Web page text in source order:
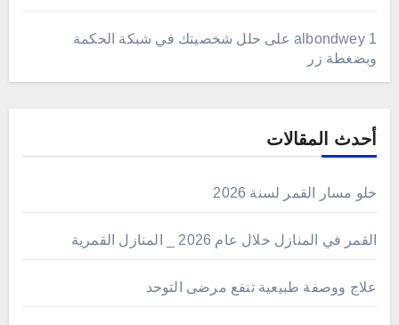
albondwey 1على حلل شخصيتك في شبكة الحكمة
وبضغطة زر
أحدث المقالات
خلو مسار القمر لسنة 2026
القمر في المنازل خلال عام 2026 _ المنازل القمرية
علاج ووصفة طبيعية تنفع مرضى التوحد